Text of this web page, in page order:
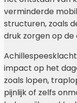
verminderde
structuren, zoals
druk zorgen op de
impact op het
zoals lopen,
pijnlijk of zelfs